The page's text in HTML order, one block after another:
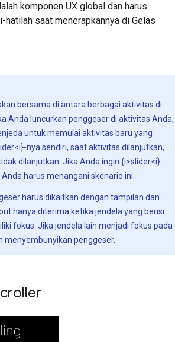
komponen UX global dan harus
hatilah saat menerapkannya di Gelas
bersama di antara berbagai aktivitas di
Anda luncurkan penggeser di aktivitas Anda,
untuk memulai aktivitas baru yang
nya sendiri, saat aktivitas dilanjutkan,
dilanjutkan. Jika Anda ingin {i>slider<i}
harus menangani skenario ini.
harus dikaitkan dengan tampilan dan
hanya diterima ketika jendela yang berisi
fokus. Jika jendela lain menjadi fokus pada
menyembunyikan penggeser.